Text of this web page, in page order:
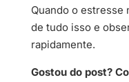
Quando o estresse
de tudo isso e
rapidamente.
Gostou do post?